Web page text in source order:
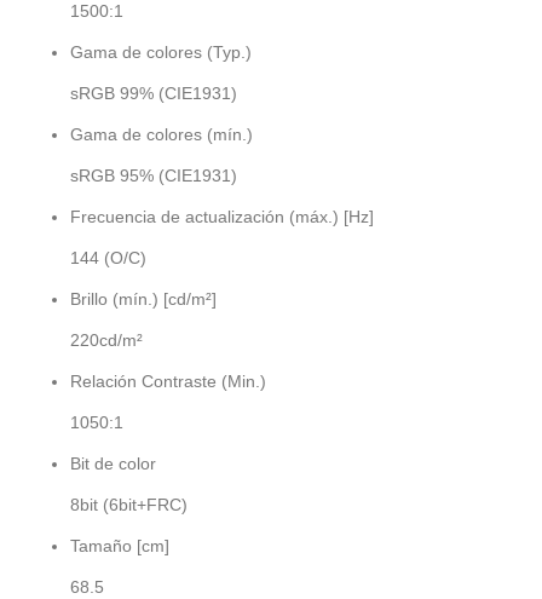
1500:1
Gama de colores (Typ.)
sRGB 99% (CIE1931)
Gama de colores (mín.)
sRGB 95% (CIE1931)
Frecuencia de actualización (máx.) [Hz]
144 (O/C)
Brillo (mín.) [cd/m²]
220cd/m²
Relación Contraste (Min.)
1050:1
Bit de color
8bit (6bit+FRC)
Tamaño [cm]
68.5